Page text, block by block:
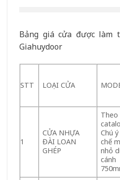
Bảng giá cửa được
Giahuydoor
STT LOẠI CỬA
1
CỬA NHỰA
ĐÀI LOAN
GHÉP
Theo
Chú
chế
nhỏ
cánh